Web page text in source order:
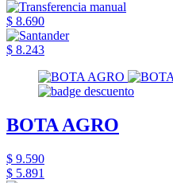
$ 8.690
$ 8.243
BOTA AGRO
$ 9.590
$ 5.891